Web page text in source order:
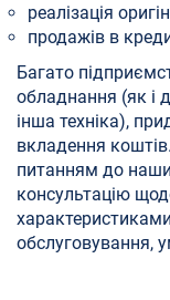
реалізація
продажів в
Багато
обладнання (як і
інша техніка),
вкладення
питанням до
консультацію
обслуговування,